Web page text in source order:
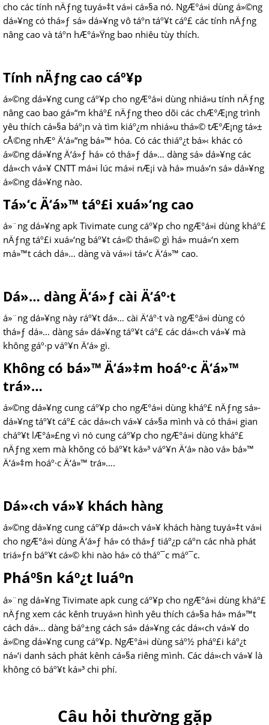
cho các tính nÄƒng tuyá»‡t vá»i cá»§a nó. NgÆ°á»i dùng á»©ng
dá»¥ng có thá»ƒ sá»­ dá»¥ng vô táº­n táº¥t cáº£ các tính nÄƒng
nâng cao và táº­n hÆ°á»Ÿng bao nhiêu tùy thích.
Tính nÄƒng cao cáº¥p
á»©ng dá»¥ng cung cáº¥p cho ngÆ°á»i dùng nhiá»u tính nÄƒng
nâng cao bao gá»“m kháº£ nÄƒng theo dõi các chÆ°Æ¡ng trình
yêu thích cá»§a báº¡n và tìm kiáº¿m nhiá»u thá»© tÆ°Æ¡ng tá»±
cÅ©ng nhÆ° Ä‘á»“ng bá»™ hóa. Có các thiáº¿t bá»‹ khác có
á»©ng dá»¥ng Ä‘á»ƒ há» có thá»ƒ dá»… dàng sá»­ dá»¥ng các
dá»‹ch vá»¥ CNTT má»i lúc má»i nÆ¡i và há» muá»‘n sá»­ dá»¥ng
á»©ng dá»¥ng nào.
Tá»‘c Ä‘á»™ táº£i xuá»‘ng cao
á»¨ng dá»¥ng apk Tivimate cung cáº¥p cho ngÆ°á»i dùng kháº£
nÄƒng táº£i xuá»‘ng báº¥t cá»© thá»© gì há» muá»‘n xem
má»™t cách dá»… dàng và vá»›i tá»‘c Ä‘á»™ cao.
Dá»… dàng Ä‘á»ƒ cài Ä‘áº·t
á»¨ng dá»¥ng này ráº¥t dá»… cài Ä‘áº·t và ngÆ°á»i dùng có
thá»ƒ dá»… dàng sá»­ dá»¥ng táº¥t cáº£ các dá»‹ch vá»¥ mà
không gáº·p váº¥n Ä‘á» gì.
Không có bá»™ Ä‘á»‡m hoáº·c Ä‘á»™
trá»…
á»©ng dá»¥ng cung cáº¥p cho ngÆ°á»i dùng kháº£ nÄƒng sá»­
dá»¥ng táº¥t cáº£ các dá»‹ch vá»¥ cá»§a mình và có thá»i gian
cháº¥t lÆ°á»£ng vì nó cung cáº¥p cho ngÆ°á»i dùng kháº£
nÄƒng xem mà không có báº¥t ká»³ váº¥n Ä‘á» nào vá» bá»™
Ä‘á»‡m hoáº·c Ä‘á»™ trá»….
Dá»‹ch vá»¥ khách hàng
á»©ng dá»¥ng cung cáº¥p dá»‹ch vá»¥ khách hàng tuyá»‡t vá»i
cho ngÆ°á»i dùng Ä‘á»ƒ há» có thá»ƒ tiáº¿p cáº­n các nhà phát
triá»ƒn báº¥t cá»© khi nào há» có tháº¯c máº¯c.
Pháº§n káº¿t luáº­n
á»¨ng dá»¥ng Tivimate apk cung cáº¥p cho ngÆ°á»i dùng kháº£
nÄƒng xem các kênh truyá»n hình yêu thích cá»§a há» má»™t
cách dá»… dàng báº±ng cách sá»­ dá»¥ng các dá»‹ch vá»¥ do
á»©ng dá»¥ng cung cáº¥p. NgÆ°á»i dùng sáº½ pháº£i káº¿t
ná»‘i danh sách phát kênh cá»§a riêng mình. Các dá»‹ch vá»¥ là
không có báº¥t ká»³ chi phí.
Câu hỏi thường gặp